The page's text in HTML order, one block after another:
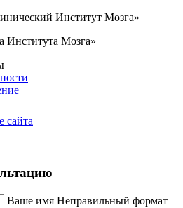
Институт Мозга»
Мозга»
сайта
Ваше имя Неправильный формат